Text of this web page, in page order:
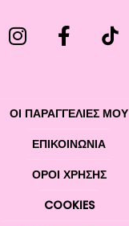
ΟΙ ΠΑΡΑΓΓΕΛΙΕΣ ΜΟΥ
ΕΠΙΚΟΙΝΩΝΊΑ
ΌΡΟΙ ΧΡΉΣΗΣ
COOKIES